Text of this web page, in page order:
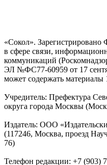
«Сокол». Зарегистрировано
в сфере связи,
коммуникаций
ЭЛ №ФС77-60959 от 17
может содержать материалы
Учредитель: Префектура
округа города Москвы
Издатель: ООО
(117246, Москва, проезд
76)
Телефон редакции: +7 (903)